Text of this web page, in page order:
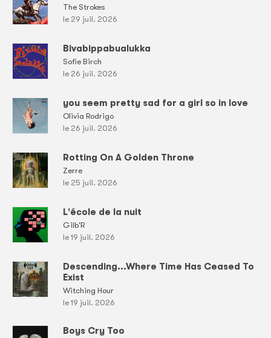
The Strokes
le 29 juil. 2026
Bivabippabualukka
Sofie Birch
le 26 juil. 2026
you seem pretty sad for a girl so in love
Olivia Rodrigo
le 26 juil. 2026
Rotting On A Golden Throne
Zerre
le 25 juil. 2026
L'école de la nuit
Gilb'R
le 19 juil. 2026
Descending...Where Time Has Ceased To
Exist
Witching Hour
le 19 juil. 2026
Boys Cry Too